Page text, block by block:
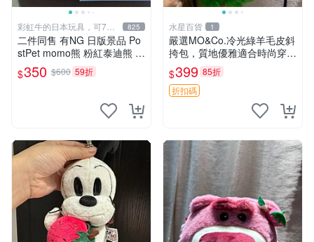
彩虹牛的日本玩具，可7取
付
825
二件同售 有NG 日版景品 Po
stPet momo熊 粉紅泰迪熊 妹
妹 comomo 企鵝 娃娃 布偶
手指頭 娃娃
$350 $600 59折
水星百貨 1
嚴選MO&Co.冷光綠羊毛皮斜
挎包，質地優雅適合時尚穿搭
冷光綠 皮包 斜挎包
$399 85折
折扣碼